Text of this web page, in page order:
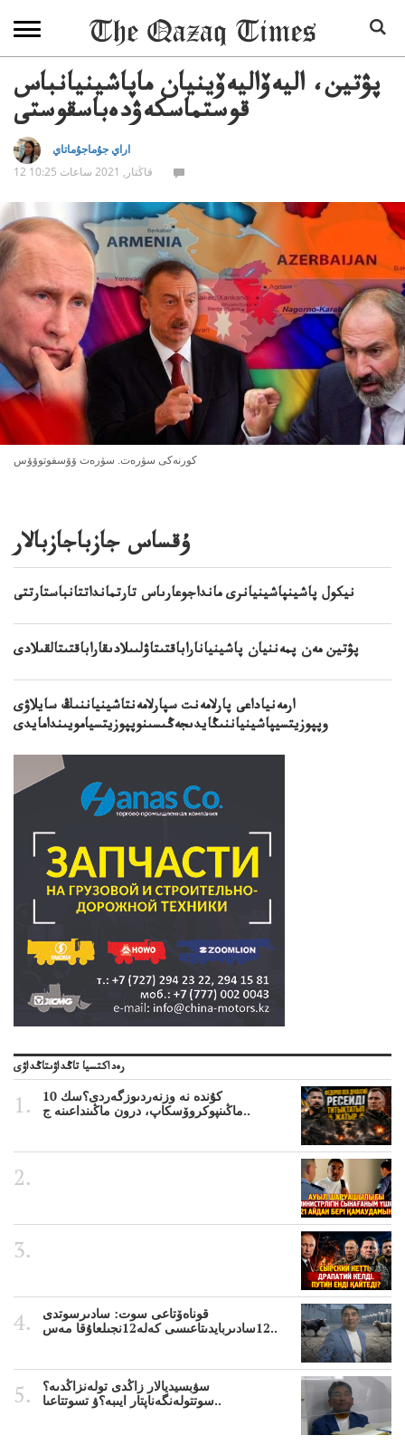
پۋتين، اليەۆاليەۆينيان ماپاشينيانباس
قوستماسكەۋدەباسقوستى
اراي جۇماجۇماتاي
12 قاڭتار, 2021 ساعات 10:25
كورنەكى سۋرەت. سۋرەت ۆۆسفوتوۆۆس
ۇقساس جازباجازبالار
نيكول پاشينپاشينيانرى مانداجوعارىاس تارتمانداتتانباستارتتى
پۋتين مەن پمەننيان پاشينياناراباقتىتاۋلىىلادىقاراباقتىتالقىلادى
ارمەنياداعى پارلامەنت سپارلامەنتاشينياننىڭ سايلاۋى
وپپوزيتسيپاشينياننىڭايدىجەڭىسىنوپپوزيتسيامويىندامايدى
رەداكتسيا تاڭداۋىتاڭداۋى
10 كۇندە نە وزنەردىوزگەردى؟سك
ماڭىنپوكروۆسكاپ، درون ماڭىنداعىنە ج..
قوناەۆتاعى سوت: سادىرسوتدى
12سادىربايدىتاعىسى كەلە12نجىلعاۇقا مەس..
سۋبسيديالار زاڭدى تولەنزاڭدىە؟
سوتتولەنگەناپتار ايىبە؟ۋ تسوتتاعىا..